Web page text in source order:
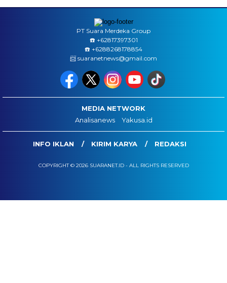
PT Suara Merdeka Group
☎️ ‪+62817397301
☎️ +6288268178854
📨 suaranetnews@gmail.com
MEDIA NETWORK
Analisanews
Yakusa.id
INFO IKLAN KIRIM KARYA REDAKSI
COPYRIGHT © 2026 SUARANET.ID - ALL RIGHTS RESERVED